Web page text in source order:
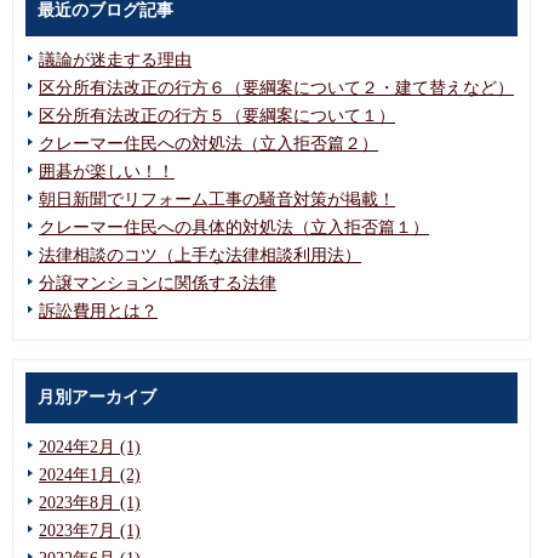
最近のブログ記事
議論が迷走する理由
区分所有法改正の行方６（要綱案について２・建て替えなど）
区分所有法改正の行方５（要綱案について１）
クレーマー住民への対処法（立入拒否篇２）
囲碁が楽しい！！
朝日新聞でリフォーム工事の騒音対策が掲載！
クレーマー住民への具体的対処法（立入拒否篇１）
法律相談のコツ（上手な法律相談利用法）
分譲マンションに関係する法律
訴訟費用とは？
月別アーカイブ
2024年2月 (1)
2024年1月 (2)
2023年8月 (1)
2023年7月 (1)